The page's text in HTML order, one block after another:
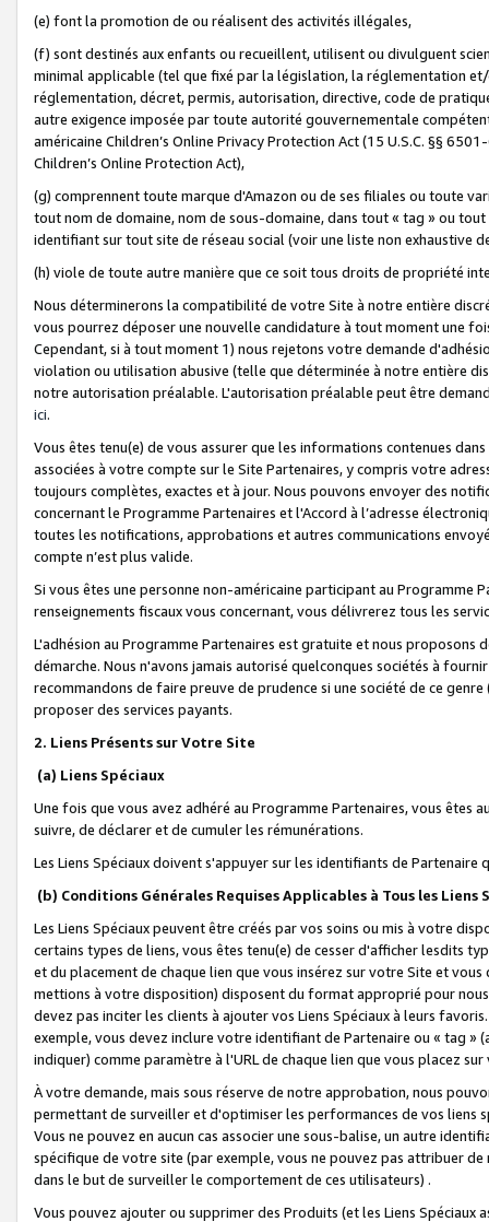
(e) font la promotion de ou réalisent des activités illégales,
(f) sont destinés aux enfants ou recueillent, utilisent ou divulguent
minimal applicable (tel que fixé par la législation, la réglementation
réglementation, décret, permis, autorisation, directive, code de
autre exigence imposée par toute autorité gouvernementale
américaine Children’s Online Privacy Protection Act (15 U.S.C. §§
Children’s Online Protection Act),
(g) comprennent toute marque d'Amazon ou de ses filiales ou toute
tout nom de domaine, nom de sous-domaine, dans tout « tag » ou
identifiant sur tout site de réseau social (voir une liste non exhaustive
(h) viole de toute autre manière que ce soit tous droits de propriété
Nous déterminerons la compatibilité de votre Site à notre entière
vous pourrez déposer une nouvelle candidature à tout moment une
Cependant, si à tout moment 1) nous rejetons votre demande
violation ou utilisation abusive (telle que déterminée à notre entière
notre autorisation préalable. L'autorisation préalable peut être
ici.
Vous êtes tenu(e) de vous assurer que les informations contenues
associées à votre compte sur le Site Partenaires, y compris votre
toujours complètes, exactes et à jour. Nous pouvons envoyer des
concernant le Programme Partenaires et l'Accord à l’adresse
toutes les notifications, approbations et autres communications
compte n’est plus valide.
Si vous êtes une personne non-américaine participant au
renseignements fiscaux vous concernant, vous délivrerez tous les
L'adhésion au Programme Partenaires est gratuite et nous proposons
démarche. Nous n'avons jamais autorisé quelconques sociétés à
recommandons de faire preuve de prudence si une société de ce
proposer des services payants.
2. Liens Présents sur Votre Site
(a) Liens Spéciaux
Une fois que vous avez adhéré au Programme Partenaires, vous êtes
suivre, de déclarer et de cumuler les rémunérations.
Les Liens Spéciaux doivent s'appuyer sur les identifiants de Partenaire
(b) Conditions Générales Requises Applicables à Tous les Liens
Les Liens Spéciaux peuvent être créés par vos soins ou mis à votre
certains types de liens, vous êtes tenu(e) de cesser d'afficher lesdits
et du placement de chaque lien que vous insérez sur votre Site et
mettions à votre disposition) disposent du format approprié pour
devez pas inciter les clients à ajouter vos Liens Spéciaux à leurs
exemple, vous devez inclure votre identifiant de Partenaire ou « tag
indiquer) comme paramètre à l'URL de chaque lien que vous placez
À votre demande, mais sous réserve de notre approbation, nous
permettant de surveiller et d'optimiser les performances de vos liens
Vous ne pouvez en aucun cas associer une sous-balise, un autre
spécifique de votre site (par exemple, vous ne pouvez pas attribuer
dans le but de surveiller le comportement de ces utilisateurs) .
Vous pouvez ajouter ou supprimer des Produits (et les Liens